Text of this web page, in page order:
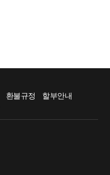
자이론의 응용
환불규정
할부안내